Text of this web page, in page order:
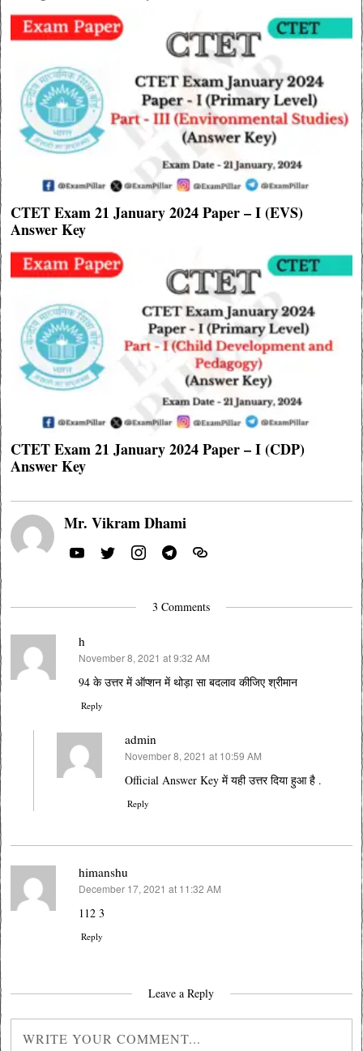
CTET Exam 21 January 2024 Paper – I (EVS)
Answer Key
CTET Exam 21 January 2024 Paper – I (CDP)
Answer Key
Mr. Vikram Dhami
3 Comments
h
says:
November 8, 2021 at 9:32 AM
94 के उत्तर में ऑप्शन में थोड़ा सा बदलाव कीजिए श्रीमान
Reply
admin
says:
November 8, 2021 at 10:59 AM
Official Answer Key में यही उत्तर दिया हुआ है .
Reply
himanshu
says:
December 17, 2021 at 11:32 AM
112 3
Reply
Leave a Reply